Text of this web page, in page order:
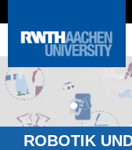
ROBOTIK